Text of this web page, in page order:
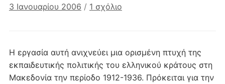
3 Ιανουαρίου 2006 / 1 σχόλιοστο
Ηλιάδου-
Τάχου,
Σ.
Η εργασία αυτή ανιχνεύει μια ορισμένη πτυχή της
εκπαιδευτικής πολιτικής του ελληνικού κράτους στη
Μακεδονία την περίοδο 1912-1936. Πρόκειται για την